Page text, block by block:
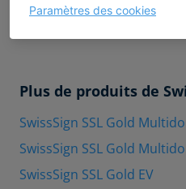
qualifiés selon ZertES et
Plus de produits de
SwissSign SSL Gold
SwissSign SSL Gold
SwissSign SSL Gold EV
Paramètres des cookies